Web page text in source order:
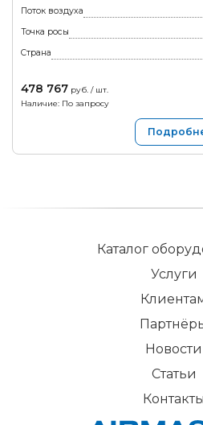
Поток воздуха
Точка росы
Страна
478 767 руб. / шт.
Наличие: По запросу
Каталог
Услуги
Новости
Статьи
Контакты